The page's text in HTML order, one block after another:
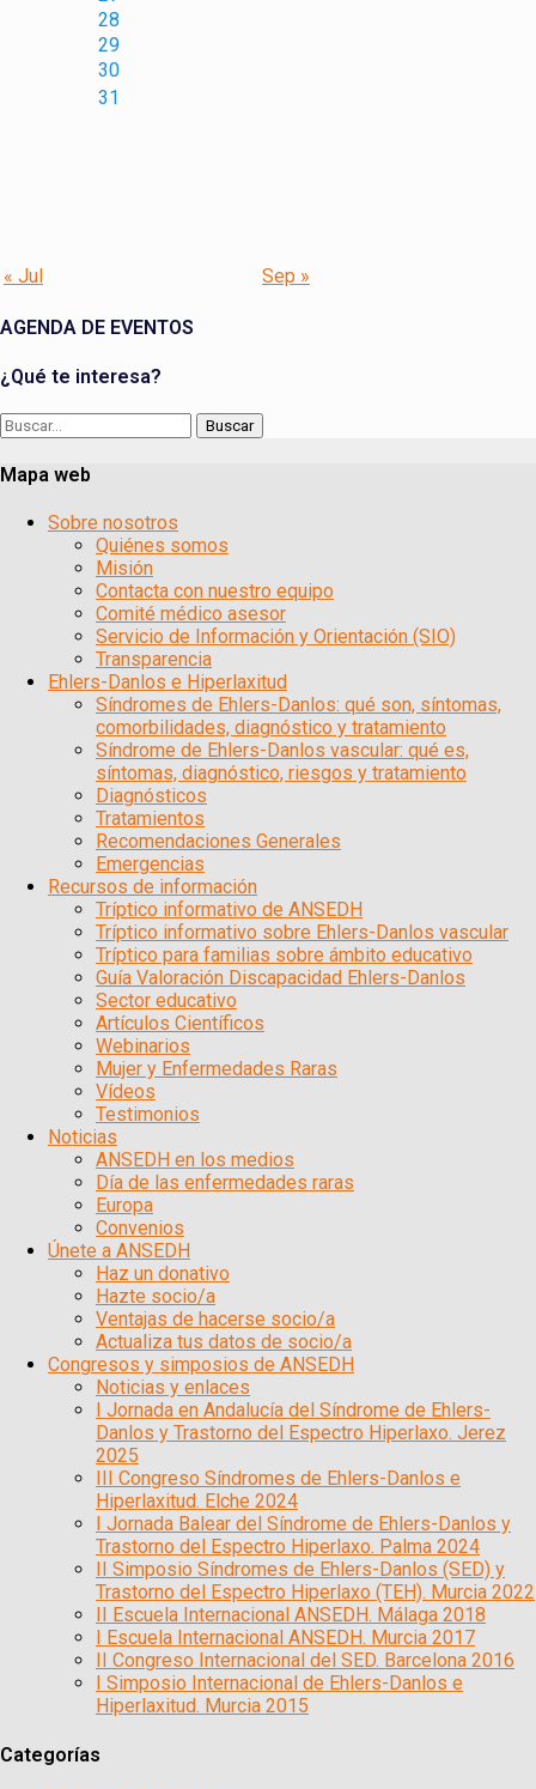
28
29
30
31
« Jul Sep »
AGENDA DE EVENTOS
¿Qué te interesa?
Buscar:
Mapa web
Sobre nosotros
Quiénes somos
Misión
Contacta con nuestro equipo
Comité médico asesor
Servicio de Información y Orientación (SIO)
Transparencia
Ehlers-Danlos e Hiperlaxitud
Síndromes de Ehlers-Danlos: qué son, síntomas,
comorbilidades, diagnóstico y tratamiento
Síndrome de Ehlers-Danlos vascular: qué es,
síntomas, diagnóstico, riesgos y tratamiento
Diagnósticos
Tratamientos
Recomendaciones Generales
Emergencias
Recursos de información
Tríptico informativo de ANSEDH
Tríptico informativo sobre Ehlers-Danlos vascular
Tríptico para familias sobre ámbito educativo
Guía Valoración Discapacidad Ehlers-Danlos
Sector educativo
Artículos Científicos
Webinarios
Mujer y Enfermedades Raras
Vídeos
Testimonios
Noticias
ANSEDH en los medios
Día de las enfermedades raras
Europa
Convenios
Únete a ANSEDH
Haz un donativo
Hazte socio/a
Ventajas de hacerse socio/a
Actualiza tus datos de socio/a
Congresos y simposios de ANSEDH
Noticias y enlaces
I Jornada en Andalucía del Síndrome de Ehlers-
Danlos y Trastorno del Espectro Hiperlaxo. Jerez
2025
III Congreso Síndromes de Ehlers-Danlos e
Hiperlaxitud. Elche 2024
I Jornada Balear del Síndrome de Ehlers-Danlos y
Trastorno del Espectro Hiperlaxo. Palma 2024
II Simposio Síndromes de Ehlers-Danlos (SED) y
Trastorno del Espectro Hiperlaxo (TEH). Murcia 2022
II Escuela Internacional ANSEDH. Málaga 2018
I Escuela Internacional ANSEDH. Murcia 2017
II Congreso Internacional del SED. Barcelona 2016
I Simposio Internacional de Ehlers-Danlos e
Hiperlaxitud. Murcia 2015
Categorías